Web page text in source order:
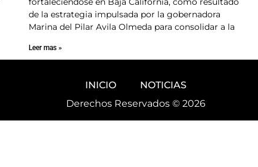
de la estrategia impulsada por la gobernadora
Marina del Pilar Avila Olmeda para consolidar a la
Leer mas »
INICIO
NOTICIAS
Derechos Reservados © 2026